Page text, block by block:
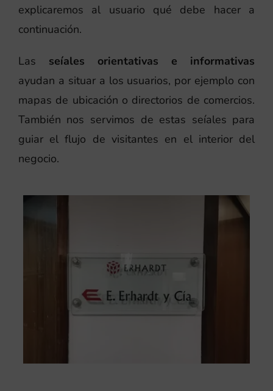
explicaremos al usuario qué debe hacer a
continuación.
Las seíales orientativas e informativas
ayudan a situar a los usuarios, por ejemplo con
mapas de ubicación o directorios de comercios.
También nos servimos de estas seíales para
guiar el flujo de visitantes en el interior del
negocio.